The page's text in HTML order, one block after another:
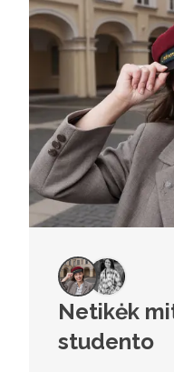
Netikėk
studento